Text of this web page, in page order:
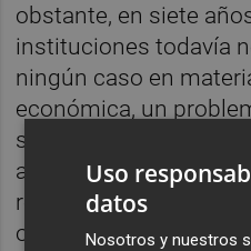
obstante, en siete
instituciones todavía
ningún caso en
económica, un
su etapa de gobierno.
actual Gobierno
relucir como
oposición.
Uso
datos
Nosotros y nuestros